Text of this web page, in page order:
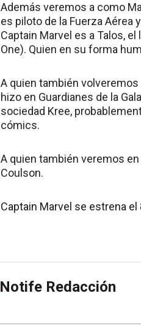
Además veremos a como
es piloto de la Fuerza Aérea
Captain Marvel es a Talos,
One). Quien en su forma
A quien también
hizo en Guardianes de la
sociedad Kree,
cómics.
A quien también veremos
Coulson.
Captain Marvel se estrena
Notife Redacción